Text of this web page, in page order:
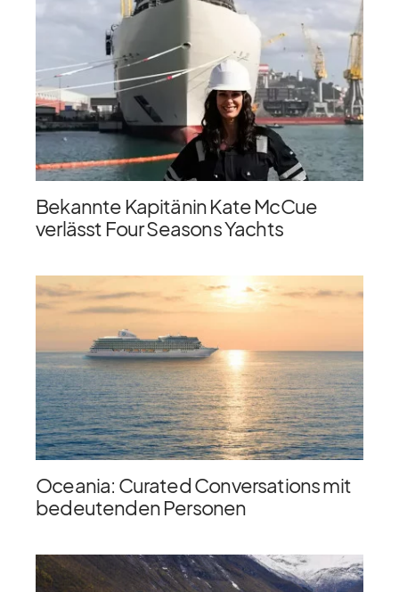
Bekannte Kapitänin Kate McCue
verlässt Four Seasons Yachts
Oceania: Curated Conversations mit
bedeutenden Personen